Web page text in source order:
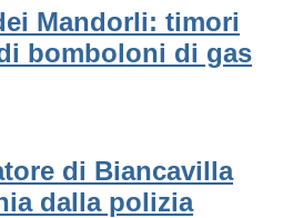
Mandorli: timori
bomboloni di gas
di Biancavilla
dalla polizia